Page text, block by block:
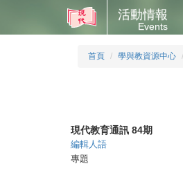
活動情報
Events
首頁 學與教資源中心
現代教育通訊 84期
編輯人語
專題